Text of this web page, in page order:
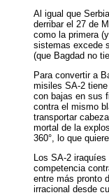
Al igual que
derribar el 27 de
como la primera
sistemas excede
(que Bagdad no
Para convertir a
misiles SA-2
con bajas en sus
contra el mismo
transportar
mortal de la
360°, lo que
Los SA-2
competencia
entre más pronto
irracional desde